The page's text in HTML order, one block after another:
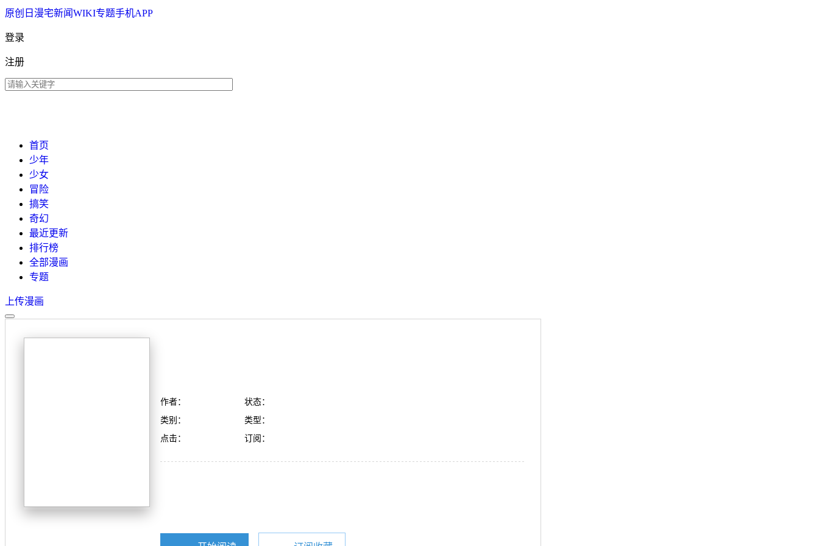
原创 日漫宅新闻WIKI专题手机APP
登录
注册
首页
少年
少女
冒险
搞笑
奇幻
最近更新
排行榜
全部漫画
专题
上传漫画
作者：
状态：
类别：
类型：
点击：
订阅：